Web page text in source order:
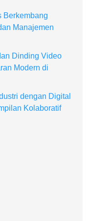
Berkembang
Manajemen
Dinding Video
Modern di
dengan Digital
Kolaboratif